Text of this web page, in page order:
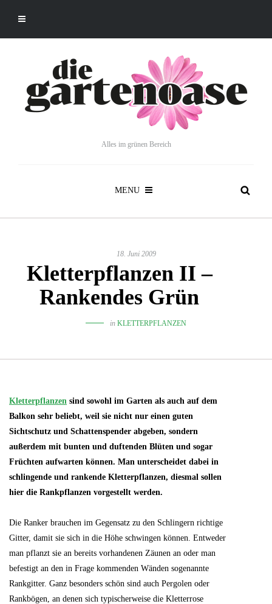
Alles im grünen Bereich
MENU
18. Juni 2009
Kletterpflanzen II –
Rankendes Grün
in KLETTERPFLANZEN
Kletterpflanzen sind sowohl im Garten als auch auf dem
Balkon sehr beliebt, weil sie nicht nur einen guten
Sichtschutz und Schattenspender abgeben, sondern
außerdem mit bunten und duftenden Blüten und sogar
Früchten aufwarten können. Man unterscheidet dabei in
schlingende und rankende Kletterpflanzen, diesmal sollen
hier die Rankpflanzen vorgestellt werden.
Die Ranker brauchen im Gegensatz zu den Schlingern richtige
Gitter, damit sie sich in die Höhe schwingen können. Entweder
man pflanzt sie an bereits vorhandenen Zäunen an oder man
befestigt an den in Frage kommenden Wänden sogenannte
Rankgitter. Ganz besonders schön sind auch Pergolen oder
Rankbögen, an denen sich typischerweise die Kletterrose